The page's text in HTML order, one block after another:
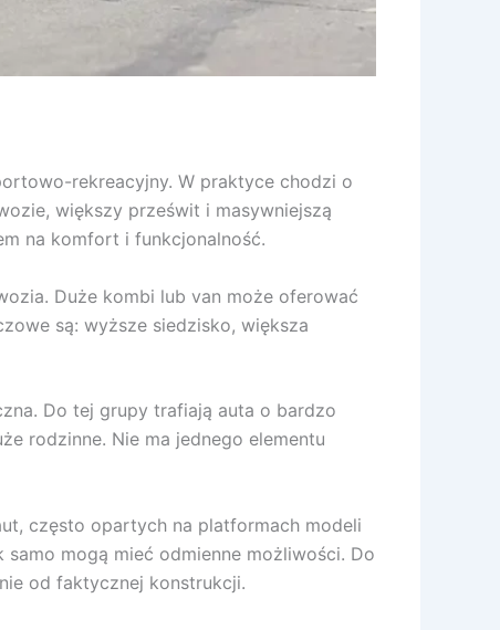
rekreacyjny. W praktyce chodzi o
większy prześwit i masywniejszą
na komfort i funkcjonalność.
Duże kombi lub van może oferować
są: wyższe siedzisko, większa
Do tej grupy trafiają auta o bardzo
rodzinne. Nie ma jednego elementu
często opartych na platformach modeli
mogą mieć odmienne możliwości. Do
od faktycznej konstrukcji.